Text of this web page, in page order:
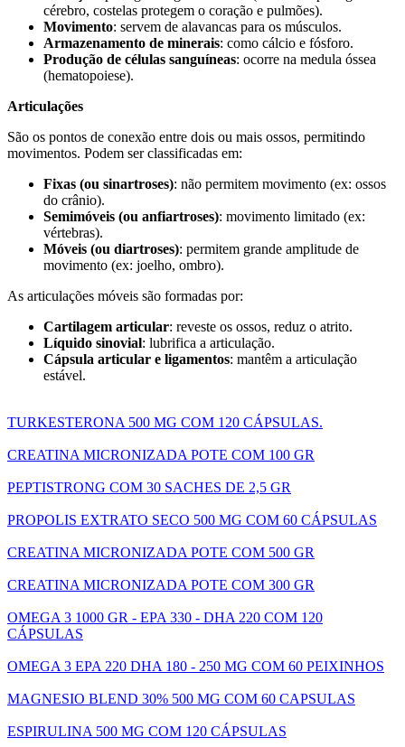
cérebro, costelas protegem o coração e pulmões).
Movimento: servem de alavancas para os músculos.
Armazenamento de minerais: como cálcio e fósforo.
Produção de células sanguíneas: ocorre na medula óssea
(hematopoiese).
Articulações
São os pontos de conexão entre dois ou mais ossos, permitindo
movimentos. Podem ser classificadas em:
Fixas (ou sinartroses): não permitem movimento (ex: ossos
do crânio).
Semimóveis (ou anfiartroses): movimento limitado (ex:
vértebras).
Móveis (ou diartroses): permitem grande amplitude de
movimento (ex: joelho, ombro).
As articulações móveis são formadas por:
Cartilagem articular: reveste os ossos, reduz o atrito.
Líquido sinovial: lubrifica a articulação.
Cápsula articular e ligamentos: mantêm a articulação
estável.
TURKESTERONA 500 MG COM 120 CÁPSULAS.
CREATINA MICRONIZADA POTE COM 100 GR
PEPTISTRONG COM 30 SACHES DE 2,5 GR
PROPOLIS EXTRATO SECO 500 MG COM 60 CÁPSULAS
CREATINA MICRONIZADA POTE COM 500 GR
CREATINA MICRONIZADA POTE COM 300 GR
OMEGA 3 1000 GR - EPA 330 - DHA 220 COM 120
CÁPSULAS
OMEGA 3 EPA 220 DHA 180 - 250 MG COM 60 PEIXINHOS
MAGNESIO BLEND 30% 500 MG COM 60 CAPSULAS
ESPIRULINA 500 MG COM 120 CÁPSULAS